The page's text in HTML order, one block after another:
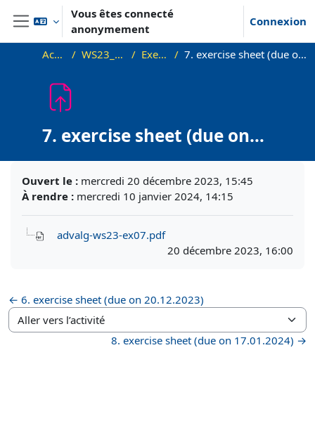
Passer au contenu principal
Panneau latéral
Vous êtes connecté
anonymement
Connexion
Accueil WS23_AdvAlg Exercises 7. exercise sheet (due on 10.01.2024)
7. exercise sheet (due on
10.01.2024)
Ouvert le : mercredi 20 décembre 2023, 15:45
À rendre : mercredi 10 janvier 2024, 14:15
advalg-ws23-ex07.pdf
20 décembre 2023, 16:00
← 6. exercise sheet (due on 20.12.2023)
Aller vers l’activité
8. exercise sheet (due on 17.01.2024) →